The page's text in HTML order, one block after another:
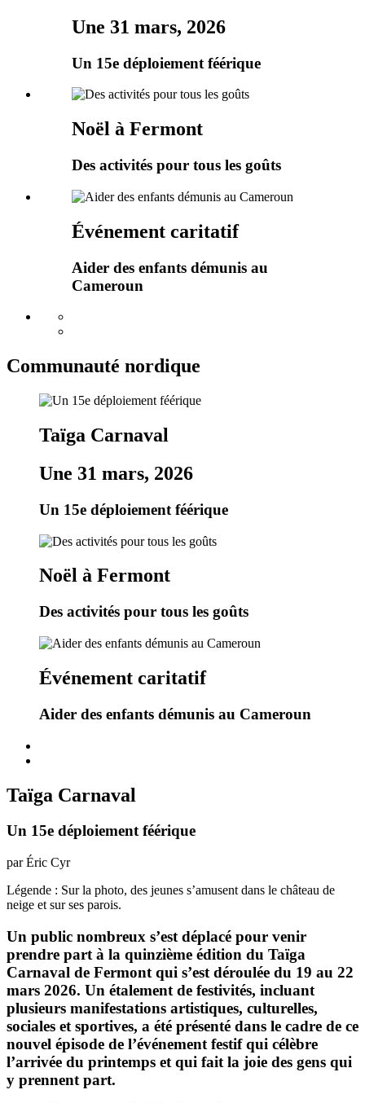
Une 31 mars, 2026
Un 15e déploiement féérique
Noël à Fermont
Des activités pour tous les goûts
Événement caritatif
Aider des enfants démunis au
Cameroun
Communauté nordique
Taïga Carnaval
Une 31 mars, 2026
Un 15e déploiement féérique
Noël à Fermont
Des activités pour tous les goûts
Événement caritatif
Aider des enfants démunis au Cameroun
Taïga Carnaval
Un 15e déploiement féérique
par Éric Cyr
Légende : Sur la photo, des jeunes s’amusent dans le château de
neige et sur ses parois.
Un public nombreux s’est déplacé pour venir
prendre part à la quinzième édition du Taïga
Carnaval de Fermont qui s’est déroulée du 19 au 22
mars 2026. Un étalement de festivités, incluant
plusieurs manifestations artistiques, culturelles,
sociales et sportives, a été présenté dans le cadre de ce
nouvel épisode de l’événement festif qui célèbre
l’arrivée du printemps et qui fait la joie des gens qui
y prennent part.